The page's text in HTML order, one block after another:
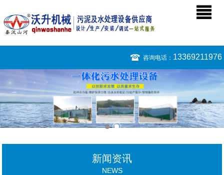
咨询电话： 13369211976
新闻资讯
NEWS